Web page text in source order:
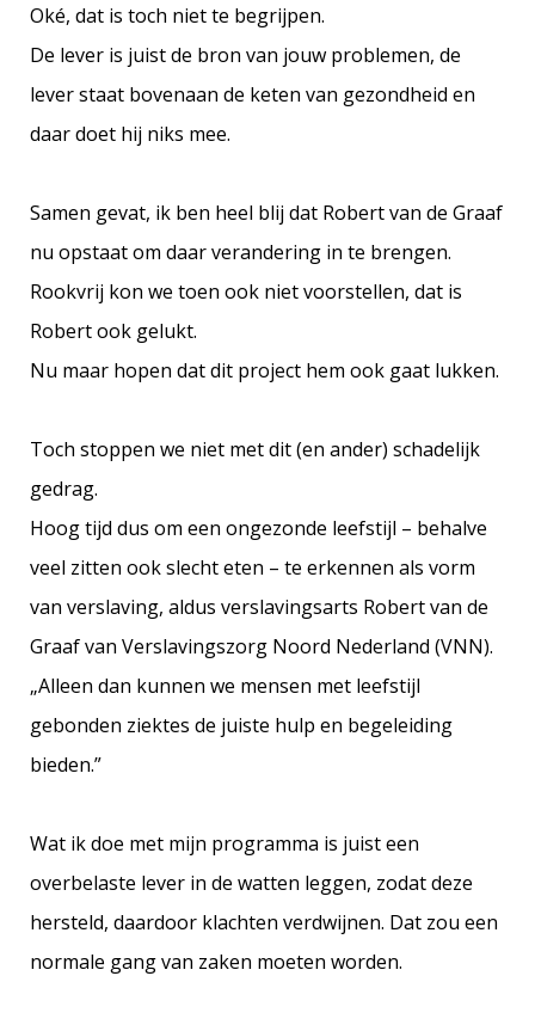
Oké, dat is toch niet te begrijpen.
De lever is juist de bron van jouw problemen, de
lever staat bovenaan de keten van gezondheid en
daar doet hij niks mee.
Samen gevat, ik ben heel blij dat Robert van de Graaf
nu opstaat om daar verandering in te brengen.
Rookvrij kon we toen ook niet voorstellen, dat is
Robert ook gelukt.
Nu maar hopen dat dit project hem ook gaat lukken.
Toch stoppen we niet met dit (en ander) schadelijk
gedrag.
Hoog tijd dus om een ongezonde leefstijl – behalve
veel zitten ook slecht eten – te erkennen als vorm
van verslaving, aldus verslavingsarts Robert van de
Graaf van Verslavingszorg Noord Nederland (VNN).
„Alleen dan kunnen we mensen met leefstijl
gebonden ziektes de juiste hulp en begeleiding
bieden.”
Wat ik doe met mijn programma is juist een
overbelaste lever in de watten leggen, zodat deze
hersteld, daardoor klachten verdwijnen. Dat zou een
normale gang van zaken moeten worden.